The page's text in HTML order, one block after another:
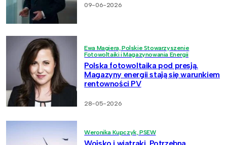
09-06-2026
Ewa Magiera, Polskie Stowarzyszenie
Fotowoltaiki i Magazynowania Energii
Polska fotowoltaika pod presją.
Magazyny energii stają się warunkiem
rentowności PV
28-05-2026
Weronika Kupczyk, PSEW